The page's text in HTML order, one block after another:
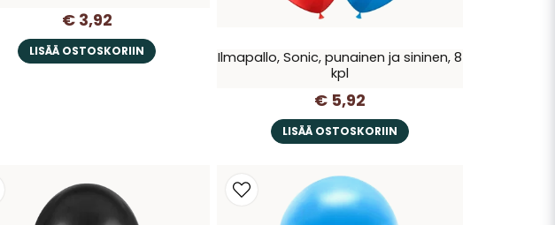
€ 3,92
LISÄÄ OSTOSKORIIN
Ilmapallo, Sonic, punainen ja sininen, 8
kpl
€ 5,92
LISÄÄ OSTOSKORIIN